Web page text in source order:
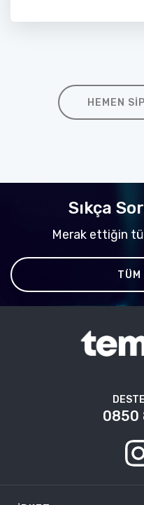
HEMEN
Sıkça
Merak ettiğin
TÜM
0850